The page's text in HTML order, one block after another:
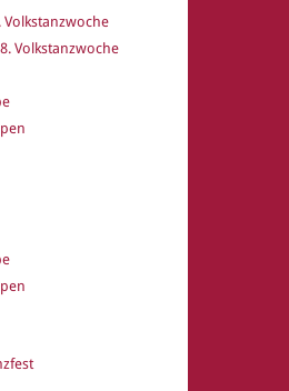
Volkstanzwoche
Volkstanzwoche